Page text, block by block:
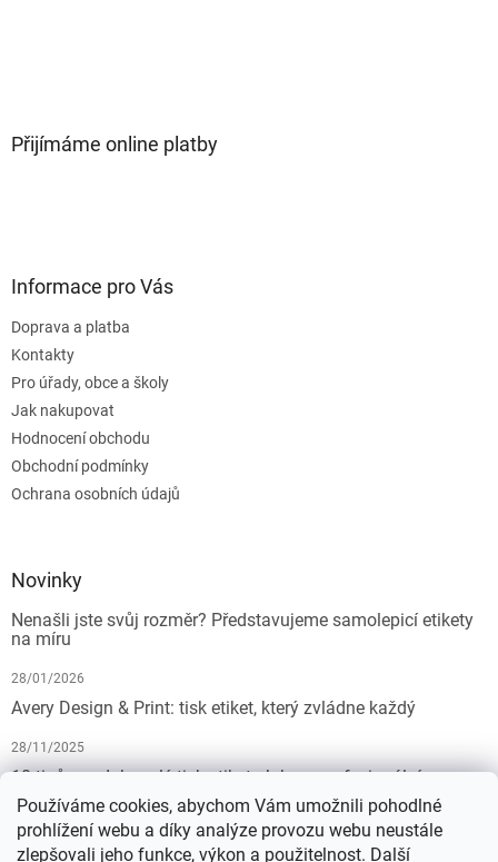
Používáme cookies, abychom Vám umožnili pohodlné
prohlížení webu a díky analýze provozu webu neustále
zlepšovali jeho funkce, výkon a použitelnost. Další
Přijímáme online platby
Informace pro Vás
Doprava a platba
Kontakty
Pro úřady, obce a školy
Jak nakupovat
Hodnocení obchodu
Obchodní podmínky
Ochrana osobních údajů
Novinky
Nenašli jste svůj rozměr? Představujeme samolepicí etikety
na míru
28/01/2026
Avery Design & Print: tisk etiket, který zvládne každý
28/11/2025
10 tipů pro dokonalý tisk etiket: Jak na profesionální
výsledek bez starostí
19/07/2025